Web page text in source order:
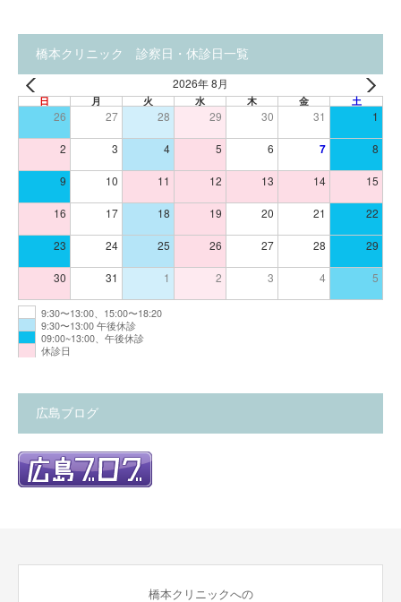
橋本クリニック 診察日・休診日一覧
2026年 8月
日 月 火 水 木 金 土
26 27 28 29 30 31 1
2 3 4 5 6 7 8
9 10 11 12 13 14 15
16 17 18 19 20 21 22
23 24 25 26 27 28 29
30 31 1 2 3 4 5
9:30〜13:00、15:00〜18:20
9:30〜13:00 午後休診
09:00~13:00、午後休診
休診日
広島ブログ
橋本クリニックへの